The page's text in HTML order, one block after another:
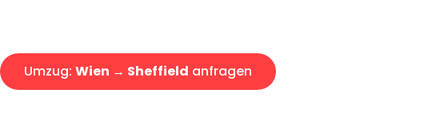
Umzug: Wien → Sheffield anfragen